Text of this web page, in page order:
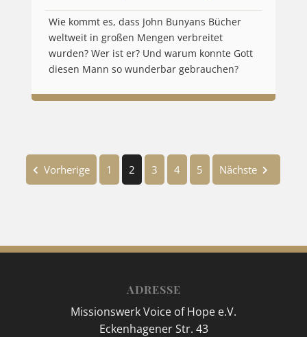
Wie kommt es, dass John Bunyans Bücher
weltweit in großen Mengen verbreitet
wurden? Wer ist er? Und warum konnte Gott
diesen Mann so wunderbar gebrauchen?
Vorherige 1 2 3 4 5 Nächste
ADRESSE
Missionswerk Voice of Hope e.V.
Eckenhagener Str. 43